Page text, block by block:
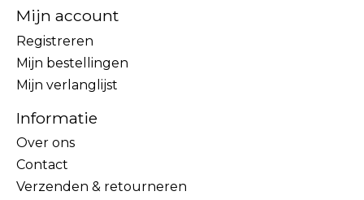
Mijn account
Registreren
Mijn bestellingen
Mijn verlanglijst
Informatie
Over ons
Contact
Verzenden & retourneren